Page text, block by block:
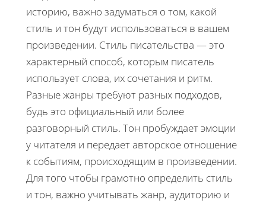
историю, важно задуматься о том, какой
стиль и тон будут использоваться в вашем
произведении. Стиль писательства — это
характерный способ, которым писатель
использует слова, их сочетания и ритм.
Разные жанры требуют разных подходов,
будь это официальный или более
разговорный стиль. Тон пробуждает эмоции
у читателя и передает авторское отношение
к событиям, происходящим в произведении.
Для того чтобы грамотно определить стиль
и тон, важно учитывать жанр, аудиторию и